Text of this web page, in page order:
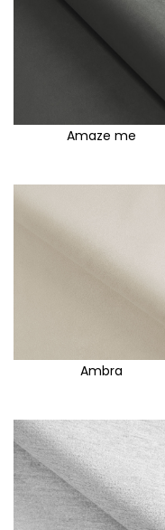
Amaze me
Ambra